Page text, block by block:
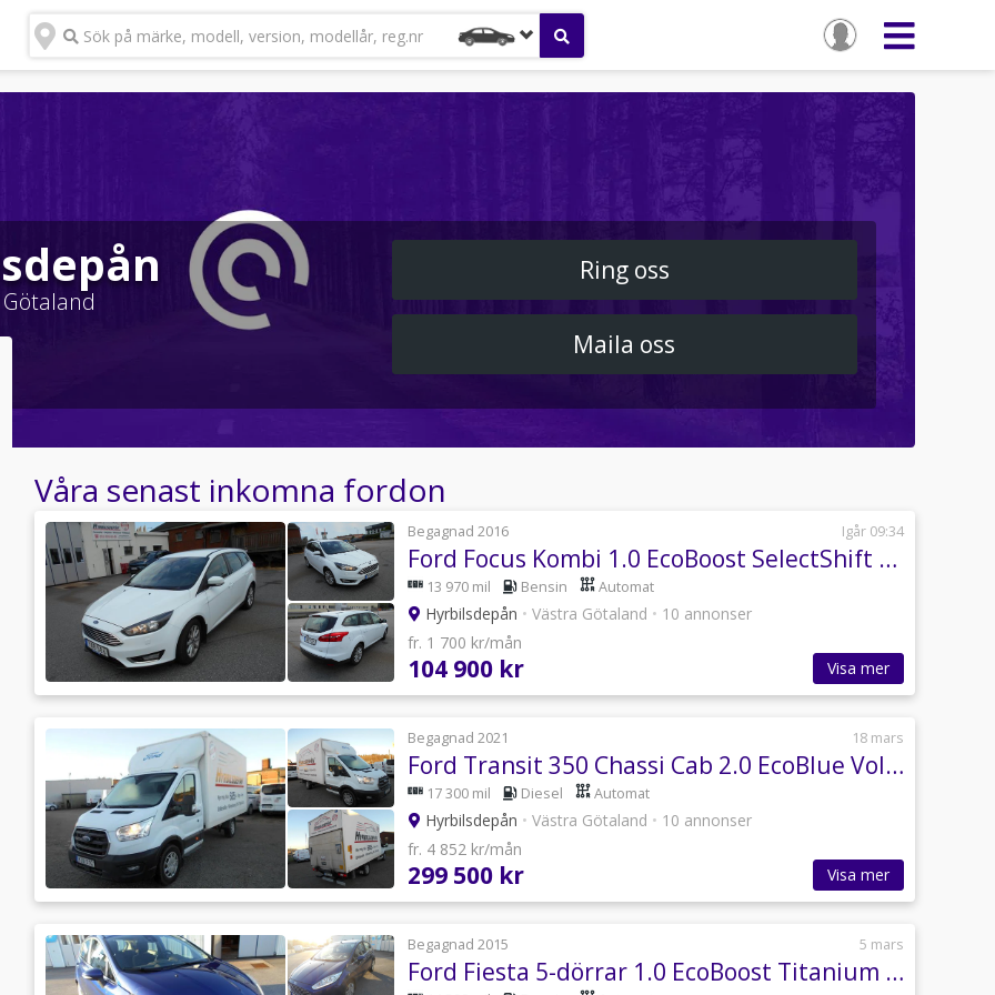
Sök på märke, modell, version, modellår, reg.nr
Ring oss
Maila oss
Våra senast inkomna fordon
Begagnad 2016 Igår 09:34
Ford Focus Kombi 1.0 EcoBoost SelectShift Automat Titanium Euro 6
13 970 mil Bensin Automat
Hyrbilsdepån • Västra Götaland • 10 annonser
fr. 1 700 kr/mån
104 900 kr Visa mer
Begagnad 2021 18 mars
Ford Transit 350 Chassi Cab 2.0 EcoBlue Volymskåp Euro 6 Ny kamrem
17 300 mil Diesel Automat
Hyrbilsdepån • Västra Götaland • 10 annonser
fr. 4 852 kr/mån
299 500 kr Visa mer
Begagnad 2015 5 mars
Ford Fiesta 5-dörrar 1.0 EcoBoost Titanium Euro 6 NYBYTT KAMREM